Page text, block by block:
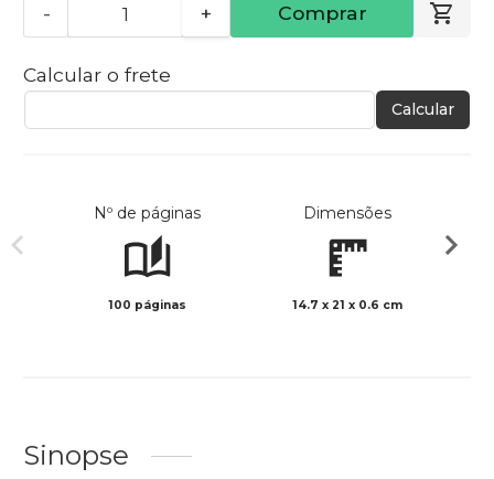
- + Comprar
Calcular o frete
Calcular
Nº de páginas
100 páginas
Dimensões
14.7 x 21 x 0.6 cm
Sinopse